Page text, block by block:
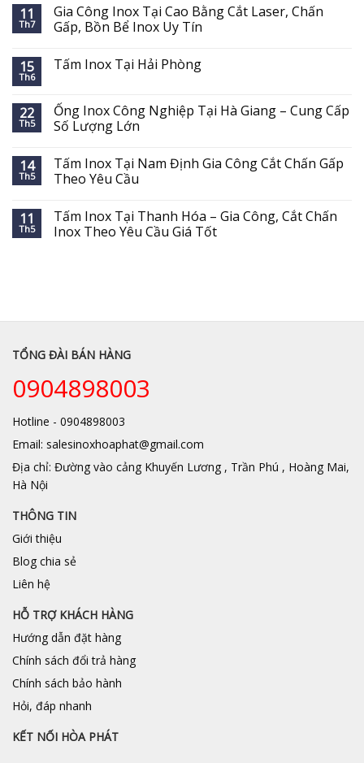
11
Th7
Gia Công Inox Tại Cao Bằng Cắt Laser, Chấn
Gấp, Bồn Bể Inox Uy Tín
15
Th6
Tấm Inox Tại Hải Phòng
22
Th5
Ống Inox Công Nghiệp Tại Hà Giang – Cung Cấp
Số Lượng Lớn
14
Th5
Tấm Inox Tại Nam Định Gia Công Cắt Chấn Gấp
Theo Yêu Cầu
11
Th5
Tấm Inox Tại Thanh Hóa – Gia Công, Cắt Chấn
Inox Theo Yêu Cầu Giá Tốt
TỔNG ĐÀI BÁN HÀNG
0904898003
Hotline - 0904898003
Email: salesinoxhoaphat@gmail.com
Địa chỉ: Đường vào cảng Khuyến Lương , Trần Phú , Hoàng Mai,
Hà Nội
THÔNG TIN
Giới thiệu
Blog chia sẻ
Liên hệ
HỖ TRỢ KHÁCH HÀNG
Hướng dẫn đặt hàng
Chính sách đổi trả hàng
Chính sách bảo hành
Hỏi, đáp nhanh
KẾT NỐI HÒA PHÁT